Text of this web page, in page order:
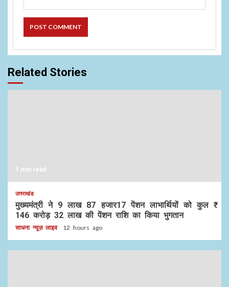
Related Stories
1 min read
उत्तराखंड
मुख्यमंत्री ने 9 लाख 87 हजार17 पेंशन लाभार्थियों को कुल ₹
146 करोड़ 32 लाख की पेंशन राशि का किया भुगतान
साधना न्यूज़ लाइव 12 hours ago